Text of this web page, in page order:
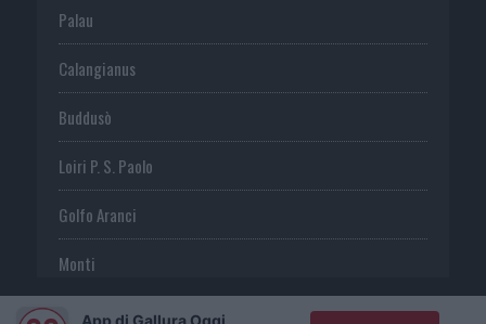
Palau
Calangianus
Buddusò
Loiri P. S. Paolo
Golfo Aranci
Monti
TeltiApp di Gallura Oggi